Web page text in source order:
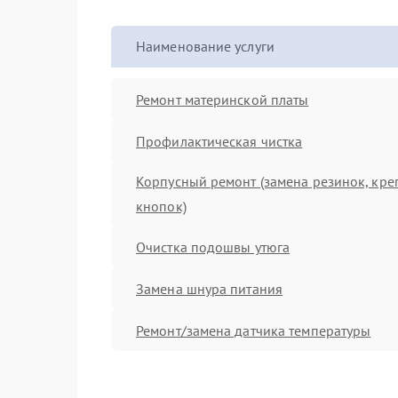
Наименование услуги
Ремонт материнской платы
Профилактическая чистка
Корпусный ремонт (замена резинок,
кнопок)
Очистка подошвы утюга
Замена шнура питания
Ремонт/замена датчика температуры